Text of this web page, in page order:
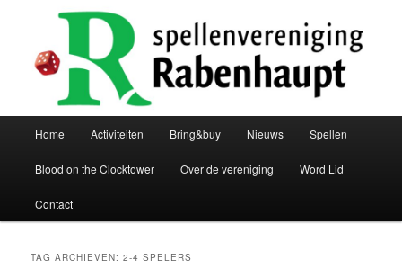
primaire
secundaireSpellenvereniging Rabenhaupt
De bordspellenvereniging van groningen
Home Activiteiten Bring&buy Nieuws Spellen
Blood on the Clocktower Over de vereniging Word Lid
Contact
TAG ARCHIEVEN:2-4 SPELERS